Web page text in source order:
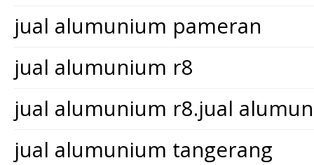
jual alumunium pameran
jual alumunium r8
jual alumunium r8.jual
jual alumunium tangerang